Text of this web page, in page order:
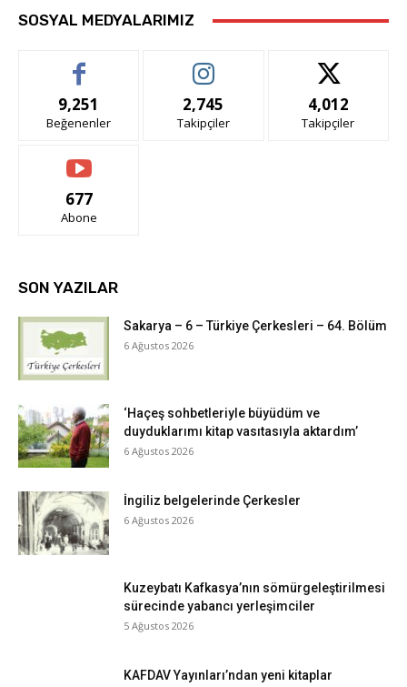
SOSYAL MEDYALARIMIZ
9,251
Beğenenler
2,745
Takipçiler
4,012
Takipçiler
677
Abone
SON YAZILAR
Sakarya – 6 – Türkiye Çerkesleri – 64. Bölüm
6 Ağustos 2026
‘Haçeş sohbetleriyle büyüdüm ve
duyduklarımı kitap vasıtasıyla aktardım’
6 Ağustos 2026
İngiliz belgelerinde Çerkesler
6 Ağustos 2026
Kuzeybatı Kafkasya’nın sömürgeleştirilmesi
sürecinde yabancı yerleşimciler
5 Ağustos 2026
KAFDAV Yayınları’ndan yeni kitaplar